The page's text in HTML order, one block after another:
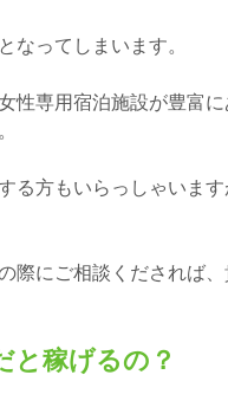
なってしまいます。
性専用宿泊施設が豊富
る方もいらっしゃいま
際にご相談くだされば
と稼げるの？